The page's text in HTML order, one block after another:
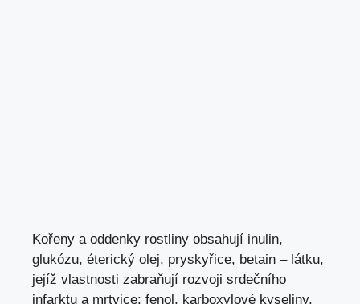
Kořeny a oddenky rostliny obsahují inulin,
glukózu, éterický olej, pryskyřice, betain – látku,
jejíž vlastnosti zabraňují rozvoji srdečního
infarktu a mrtvice; fenol, karboxylové kyseliny,